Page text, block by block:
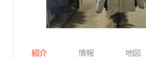
紹介 情報 地図